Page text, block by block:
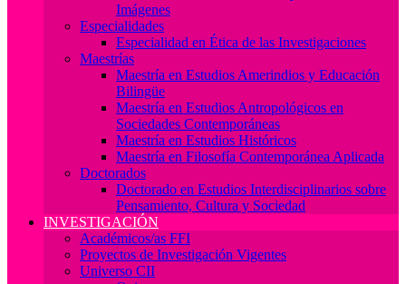
Imágenes
Especialidades
Especialidad en Ética de las Investigaciones
Maestrías
Maestría en Estudios Amerindios y Educación
Bilingüe
Maestría en Estudios Antropológicos en
Sociedades Contemporáneas
Maestría en Estudios Históricos
Maestría en Filosofía Contemporánea Aplicada
Doctorados
Doctorado en Estudios Interdisciplinarios sobre
Pensamiento, Cultura y Sociedad
INVESTIGACIÓN
Académicos/as FFI
Proyectos de Investigación Vigentes
Universo CII